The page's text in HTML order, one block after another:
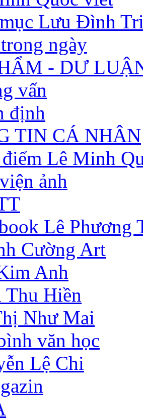
Lưu Đình
ngày
- DƯ
vấn
định
TIN CÁ NHÂN
Lê Minh
ảnh
Lê Phương
Cường Art
Anh
Hiền
Như Mai
văn học
Lệ Chi